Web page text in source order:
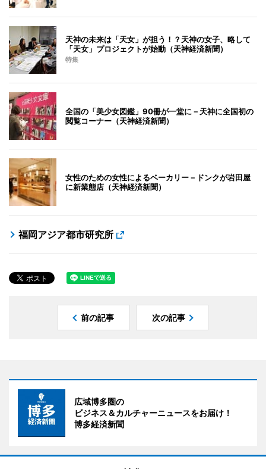
天神の未来は「天女」が担う！？天神の女子、略して
「天女」プロジェクトが始動（天神経済新聞）
特集
全国の「美少女図鑑」90冊が一堂に－天神に全国初の
閲覧コーナー（天神経済新聞）
女性のための女性によるベーカリー－ドンクが岩田屋
に新業態店（天神経済新聞）
福岡アジア都市研究所
前の記事 次の記事
広域博多圏の
ビジネス＆カルチャーニュースをお届け！
博多経済新聞